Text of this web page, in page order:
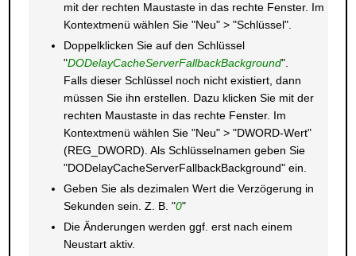
mit der rechten Maustaste in das rechte Fenster. Im
Kontextmenü wählen Sie "Neu" > "Schlüssel".
Doppelklicken Sie auf den Schlüssel
"DODelayCacheServerFallbackBackground".
Falls dieser Schlüssel noch nicht existiert, dann
müssen Sie ihn erstellen. Dazu klicken Sie mit der
rechten Maustaste in das rechte Fenster. Im
Kontextmenü wählen Sie "Neu" > "DWORD-Wert"
(REG_DWORD). Als Schlüsselnamen geben Sie
"DODelayCacheServerFallbackBackground" ein.
Geben Sie als dezimalen Wert die Verzögerung in
Sekunden sein. Z. B. "0"
Die Änderungen werden ggf. erst nach einem
Neustart aktiv.